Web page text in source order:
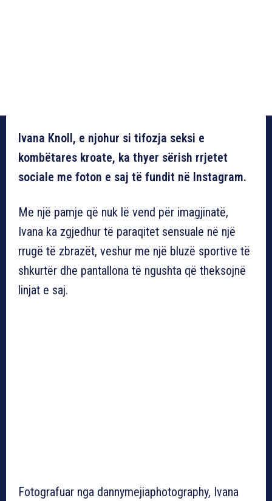
Ivana Knoll, e njohur si tifozja seksi e
kombëtares kroate, ka thyer sërish rrjetet
sociale me foton e saj të fundit në Instagram.
Me një pamje që nuk lë vend për imagjinatë,
Ivana ka zgjedhur të paraqitet sensuale në një
rrugë të zbrazët, veshur me një bluzë sportive të
shkurtër dhe pantallona të ngushta që theksojnë
linjat e saj.
Fotografuar nga dannymejiaphotography, Ivana